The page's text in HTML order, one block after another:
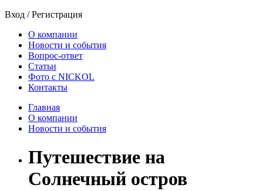
Вход /Регистрация
О компании
Новости и события
Вопрос-ответ
Статьи
Фото с NICKOL
Контакты
Главная
О компании
Новости и события
Путешествие на
Солнечный остров